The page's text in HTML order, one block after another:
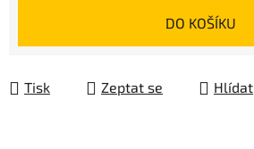
DO KOŠÍKU
Tisk Zeptat se Hlídat